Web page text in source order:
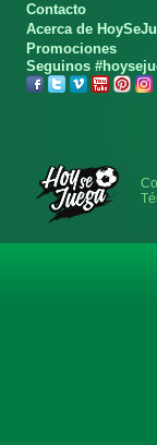
Contacto
Acerca de
Promociones
Seguinos